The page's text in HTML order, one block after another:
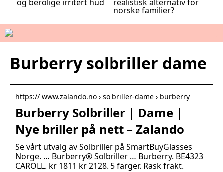
og berolige irritert hud realistisk alternativ for
norske familier?
Burberry solbriller dame
https:// www.zalando.no › solbriller-dame › burberry
Burberry Solbriller | Dame |
Nye briller på nett – Zalando
Se vårt utvalg av Solbriller på SmartBuyGlasses
Norge. … Burberry® Solbriller … Burberry. BE4323
CAROLL. kr 1811 kr 2128. 5 farger. Rask frakt.